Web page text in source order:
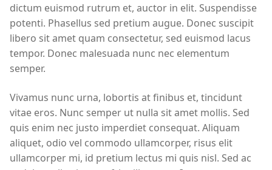
dictum euismod rutrum et, auctor in elit. Suspendisse
potenti. Phasellus sed pretium augue. Donec suscipit
libero sit amet quam consectetur, sed euismod lacus
tempor. Donec malesuada nunc nec elementum
semper.
Vivamus nunc urna, lobortis at finibus et, tincidunt
vitae eros. Nunc semper ut nulla sit amet mollis. Sed
quis enim nec justo imperdiet consequat. Aliquam
aliquet, odio vel commodo ullamcorper, risus elit
ullamcorper mi, id pretium lectus mi quis nisl. Sed ac